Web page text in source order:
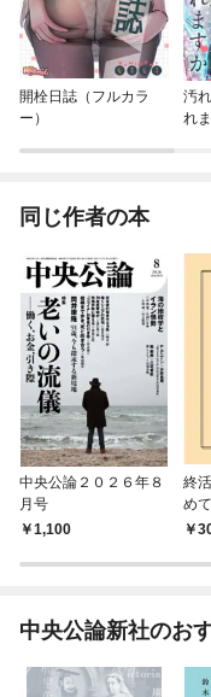
植綵絵》▼本郷和人●炎上す
を▼立川吉笑《連載小説》
開栓日誌（フルカラ
ー）
汚
れ
同じ作者の本
中央公論２０２６年８
月号
1,100
終
めて
中央公論新社のお